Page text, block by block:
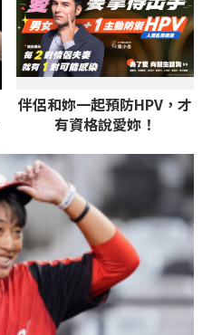
伴侶和妳一起預防HPV，才
有資格說愛妳！